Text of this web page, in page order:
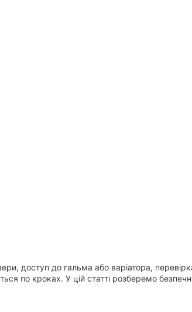
доступ до гальма або варіатора,
по кроках. У цій статті розберемо